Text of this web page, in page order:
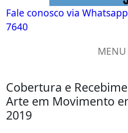
Fale conosco via
7640
MENU
Cobertura e
Arte em Movimento
2019